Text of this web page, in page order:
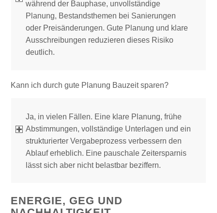
während der Bauphase, unvollständige
Planung, Bestandsthemen bei Sanierungen
oder Preisänderungen. Gute Planung und klare
Ausschreibungen reduzieren dieses Risiko
deutlich.
Kann ich durch gute Planung Bauzeit sparen?
Ja, in vielen Fällen. Eine klare Planung, frühe
Abstimmungen, vollständige Unterlagen und ein
strukturierter Vergabeprozess verbessern den
Ablauf erheblich. Eine pauschale Zeitersparnis
lässt sich aber nicht belastbar beziffern.
ENERGIE, GEG UND